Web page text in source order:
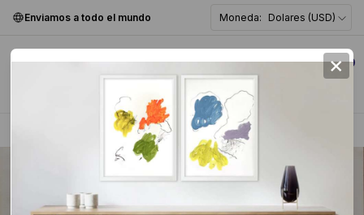
Enviamos a todo el mundo Moneda: Dolares (USD)
0
×